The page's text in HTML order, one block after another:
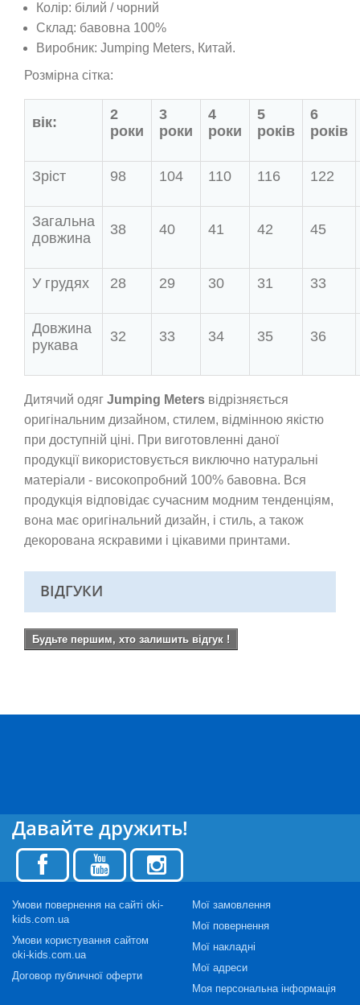
Колір: білий / чорний
Склад: бавовна 100%
Виробник: Jumping Meters, Китай.
Розмірна сітка:
вік:
2
роки
3
роки
4
роки
5
років
6
років
Зріст 98 104 110 116 122
Загальна
довжина
38 40 41 42 45
У грудях 28 29 30 31 33
Довжина
рукава
32 33 34 35 36
Дитячий одяг Jumping Meters відрізняється
оригінальним дизайном, стилем, відмінною якістю
при доступній ціні. При виготовленні даної
продукції використовується виключно натуральні
матеріали - високопробний 100% бавовна. Вся
продукція відповідає сучасним модним тенденціям,
вона має оригінальний дизайн, і стиль, а також
декорована яскравими і цікавими принтами.
ВІДГУКИ
Будьте першим, хто залишить відгук !
Давайте дружить!
Умови повернення на сайті oki-
kids.com.ua
Умови користування сайтом
oki-kids.com.ua
Договор публичної оферти
Мої замовлення
Мої повернення
Мої накладні
Мої адреси
Моя персональна інформація